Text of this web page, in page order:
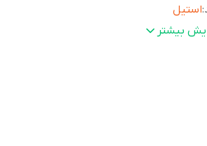
:استیل
:ندارد
بیشتر